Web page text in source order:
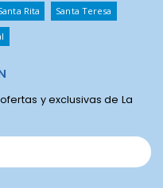
Rita Santa Teresa
y exclusivas de La